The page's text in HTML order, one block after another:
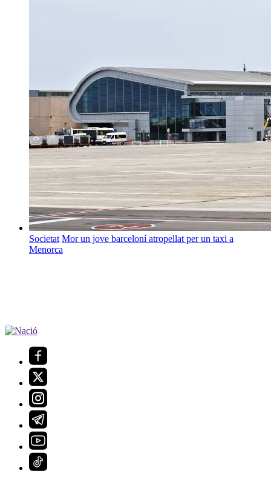
Societat Mor un jove barceloní atropellat per un taxi a
Menorca